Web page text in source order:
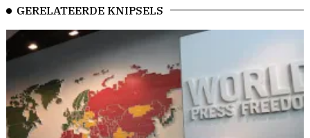
GERELATEERDE KNIPSELS